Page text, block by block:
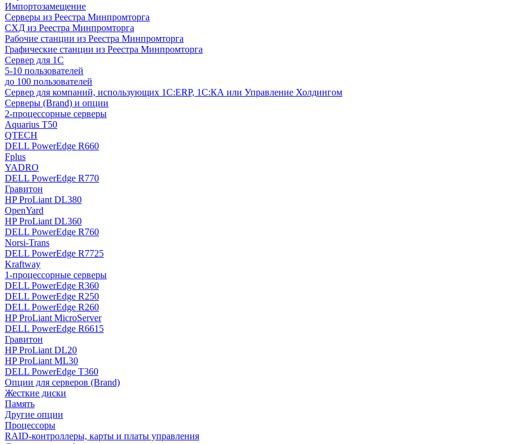
Импортозамещение
Серверы из Реестра Минпромторга
СХД из Реестра Минпромторга
Рабочие станции из Реестра Минпромторга
Графические станции из Реестра Минпромторга
Сервер для 1С
5-10 пользователей
до 100 пользователей
Сервер для компаний, использующих 1C:ERP, 1С:КА или Управление Холдингом
Серверы (Brand) и опции
2-процессорные серверы
Aquarius T50
QTECH
DELL PowerEdge R660
Fplus
YADRO
DELL PowerEdge R770
Гравитон
HP ProLiant DL380
OpenYard
HP ProLiant DL360
DELL PowerEdge R760
Norsi-Trans
DELL PowerEdge R7725
Kraftway
1-процессорные серверы
DELL PowerEdge R360
DELL PowerEdge R250
DELL PowerEdge R260
HP ProLiant MicroServer
DELL PowerEdge R6615
Гравитон
HP ProLiant DL20
HP ProLiant ML30
DELL PowerEdge T360
Опции для серверов (Brand)
Жесткие диски
Память
Другие опции
Процессоры
RAID-контроллеры, карты и платы управления